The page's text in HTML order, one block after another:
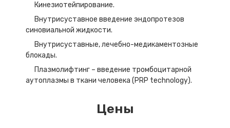
Кинезиотейпирование.
Внутрисуставное введение эндопротезов
синовиальной жидкости.
Внутрисуставные, лечебно-медикаментозные
блокады.
Плазмолифтинг – введение тромбоцитарной
аутоплазмы в ткани человека (PRP technology).
Цены